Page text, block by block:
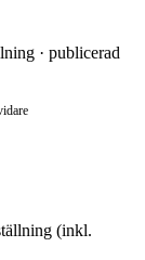
· publicerad
(inkl.